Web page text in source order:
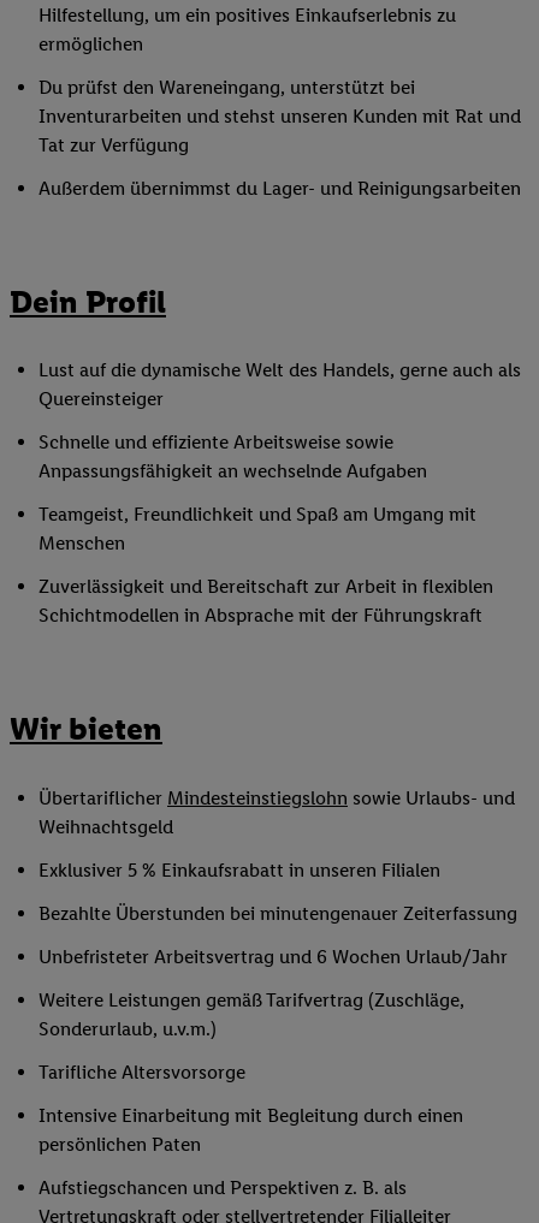
Hilfestellung, um ein positives Einkaufserlebnis zu
ermöglichen
Du prüfst den Wareneingang, unterstützt bei
Inventurarbeiten und stehst unseren Kunden mit Rat und
Tat zur Verfügung
Außerdem übernimmst du Lager- und Reinigungsarbeiten
Dein Profil
Lust auf die dynamische Welt des Handels, gerne auch als
Quereinsteiger
Schnelle und effiziente Arbeitsweise sowie
Anpassungsfähigkeit an wechselnde Aufgaben
Teamgeist, Freundlichkeit und Spaß am Umgang mit
Menschen
Zuverlässigkeit und Bereitschaft zur Arbeit in flexiblen
Schichtmodellen in Absprache mit der Führungskraft
Wir bieten
Übertariflicher Mindesteinstiegslohn sowie Urlaubs- und
Weihnachtsgeld
Exklusiver 5 % Einkaufsrabatt in unseren Filialen
Bezahlte Überstunden bei minutengenauer Zeiterfassung
Unbefristeter Arbeitsvertrag und 6 Wochen Urlaub/Jahr
Weitere Leistungen gemäß Tarifvertrag (Zuschläge,
Sonderurlaub, u.v.m.)
Tarifliche Altersvorsorge
Intensive Einarbeitung mit Begleitung durch einen
persönlichen Paten
Aufstiegschancen und Perspektiven z. B. als
Vertretungskraft oder stellvertretender Filialleiter